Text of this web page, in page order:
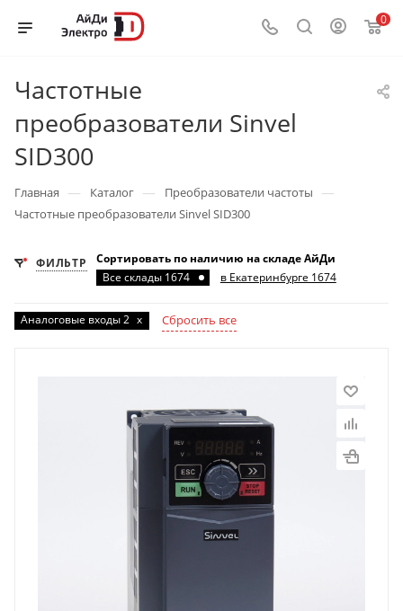
0
Частотные
преобразователи Sinvel
SID300
Главная — Каталог — Преобразователи частоты —
Частотные преобразователи Sinvel SID300
ФИЛЬТР
Сортировать по наличию на складе АйДи
Все склады 1674
в Екатеринбурге 1674
Аналоговые входы 2 x Сбросить все